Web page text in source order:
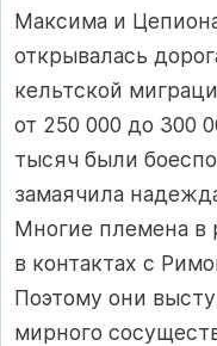
Максима и
открывалась
кельтской
от 250 000 до 300
тысяч были
замаячила
Многие племена
в контактах с
Поэтому они
мирного